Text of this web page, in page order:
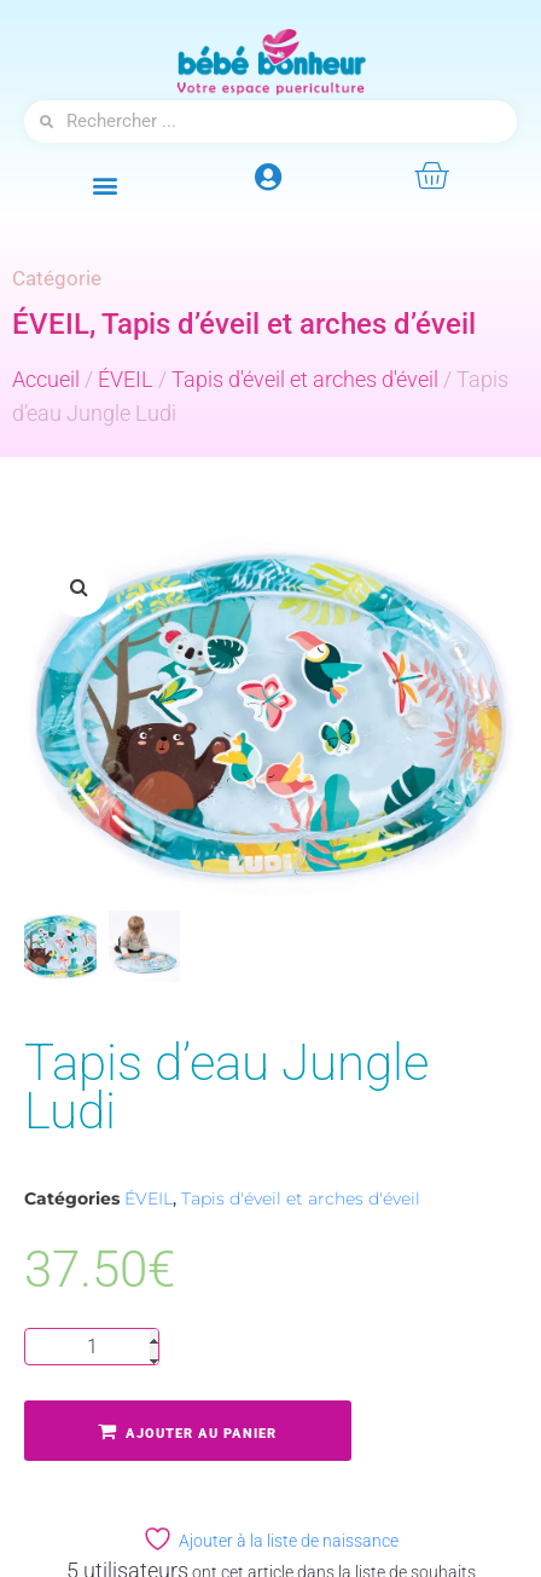
Catégorie
ÉVEIL, Tapis d’éveil et arches d’éveil
Accueil / ÉVEIL /Tapis d'éveil et arches d'éveil / Tapis
d’eau Jungle Ludi
Tapis d’eau Jungle
Ludi
Catégories ÉVEIL, Tapis d'éveil et arches d'éveil
37.50€
AJOUTER AU PANIER
Ajouter à la liste de naissance
5 utilisateurs ont cet article dans la liste de souhaits